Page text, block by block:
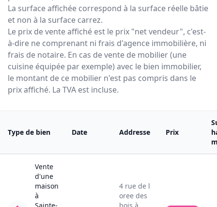
La surface affichée correspond à la surface réelle bâtie
et non à la surface carrez.
Le prix de vente affiché est le prix "net vendeur", c'est-
à-dire ne comprenant ni frais d'agence immobilière, ni
frais de notaire. En cas de vente de mobilier (une
cuisine équipée par exemple) avec le bien immobilier,
le montant de ce mobilier n'est pas compris dans le
prix affiché. La TVA est incluse.
Type de bien Date Addresse Prix
Vente
d'une
maison
à
4 rue de l
oree des